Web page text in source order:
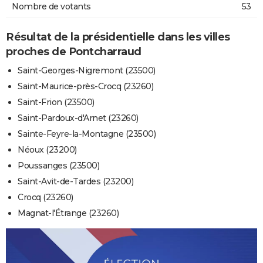
Nombre de votants 53
Résultat de la présidentielle dans les villes
proches de Pontcharraud
Saint-Georges-Nigremont (23500)
Saint-Maurice-près-Crocq (23260)
Saint-Frion (23500)
Saint-Pardoux-d'Arnet (23260)
Sainte-Feyre-la-Montagne (23500)
Néoux (23200)
Poussanges (23500)
Saint-Avit-de-Tardes (23200)
Crocq (23260)
Magnat-l'Étrange (23260)